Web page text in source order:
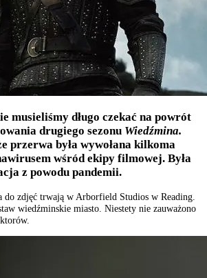
musieliśmy długo czekać na powrót
drugiego sezonu Wiedźmina.
przerwa była wywołana kilkoma
wśród ekipy filmowej. Była
z powodu pandemii.
do zdjęć trwają w Arborfield Studios w Reading.
wiedźminskie miasto. Niestety nie zauważono